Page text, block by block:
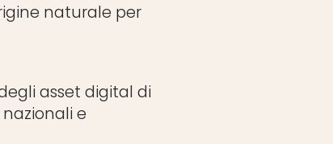
naturale per
asset digital di
e